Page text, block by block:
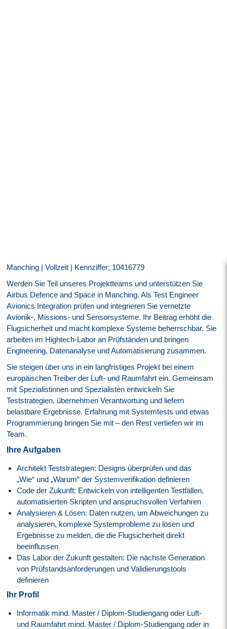
Manching | Vollzeit | Kennziffer; 10416779
Werden Sie Teil unseres Projektteams und unterstützen Sie
Airbus Defence and Space in Manching. Als Test Engineer
Avionics Integration prüfen und integrieren Sie vernetzte
Avionik-, Missions- und Sensorsysteme. Ihr Beitrag erhöht die
Flugsicherheit und macht komplexe Systeme beherrschbar. Sie
arbeiten im Hightech-Labor an Prüfständen und bringen
Engineering, Datenanalyse und Automatisierung zusammen.
Sie steigen über uns in ein langfristiges Projekt bei einem
europäischen Treiber der Luft- und Raumfahrt ein. Gemeinsam
mit Spezialistinnen und Spezialisten entwickeln Sie
Teststrategien, übernehmen Verantwortung und liefern
belastbare Ergebnisse. Erfahrung mit Systemtests und etwas
Programmierung bringen Sie mit – den Rest vertiefen wir im
Team.
Ihre Aufgaben
Architekt Teststrategien: Designs überprüfen und das
„Wie“ und „Warum“ der Systemverifikation definieren
Code der Zukunft: Entwickeln von intelligenten Testfällen,
automatisierten Skripten und anspruchsvollen Verfahren
Analysieren & Lösen: Daten nutzen, um Abweichungen zu
analysieren, komplexe Systemprobleme zu lösen und
Ergebnisse zu melden, die die Flugsicherheit direkt
beeinflussen
Das Labor der Zukunft gestalten: Die nächste Generation
von Prüfstandsanforderungen und Validierungstools
definieren
Ihr Profil
Informatik mind. Master / Diplom-Studiengang oder Luft-
und Raumfahrt mind. Master / Diplom-Studiengang oder in